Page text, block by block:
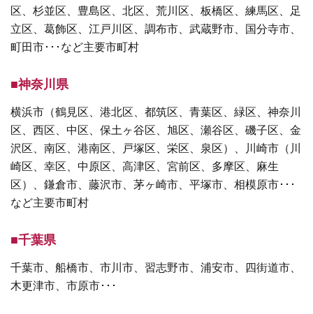
区、杉並区、豊島区、北区、荒川区、板橋区、練馬区、足
立区、葛飾区、江戸川区、調布市、武蔵野市、国分寺市、
町田市･･･など主要市町村
■神奈川県
横浜市（鶴見区、港北区、都筑区、青葉区、緑区、神奈川
区、西区、中区、保土ヶ谷区、旭区、瀬谷区、磯子区、金
沢区、南区、港南区、戸塚区、栄区、泉区）、川崎市（川
崎区、幸区、中原区、高津区、宮前区、多摩区、麻生
区）、鎌倉市、藤沢市、茅ヶ崎市、平塚市、相模原市･･･
など主要市町村
■千葉県
千葉市、船橋市、市川市、習志野市、浦安市、四街道市、
木更津市、市原市･･･